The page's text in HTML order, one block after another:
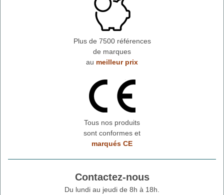
Plus de 7500 références
de marques
au meilleur prix
Tous nos produits
sont conformes et
marqués CE
Contactez-nous
Du lundi au jeudi de 8h à 18h.